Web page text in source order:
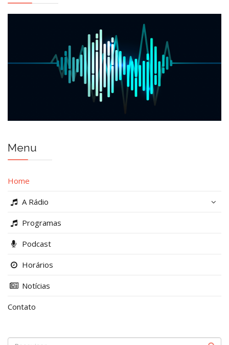
Menu
Home
A Rádio
Programas
Podcast
Horários
Notícias
Contato